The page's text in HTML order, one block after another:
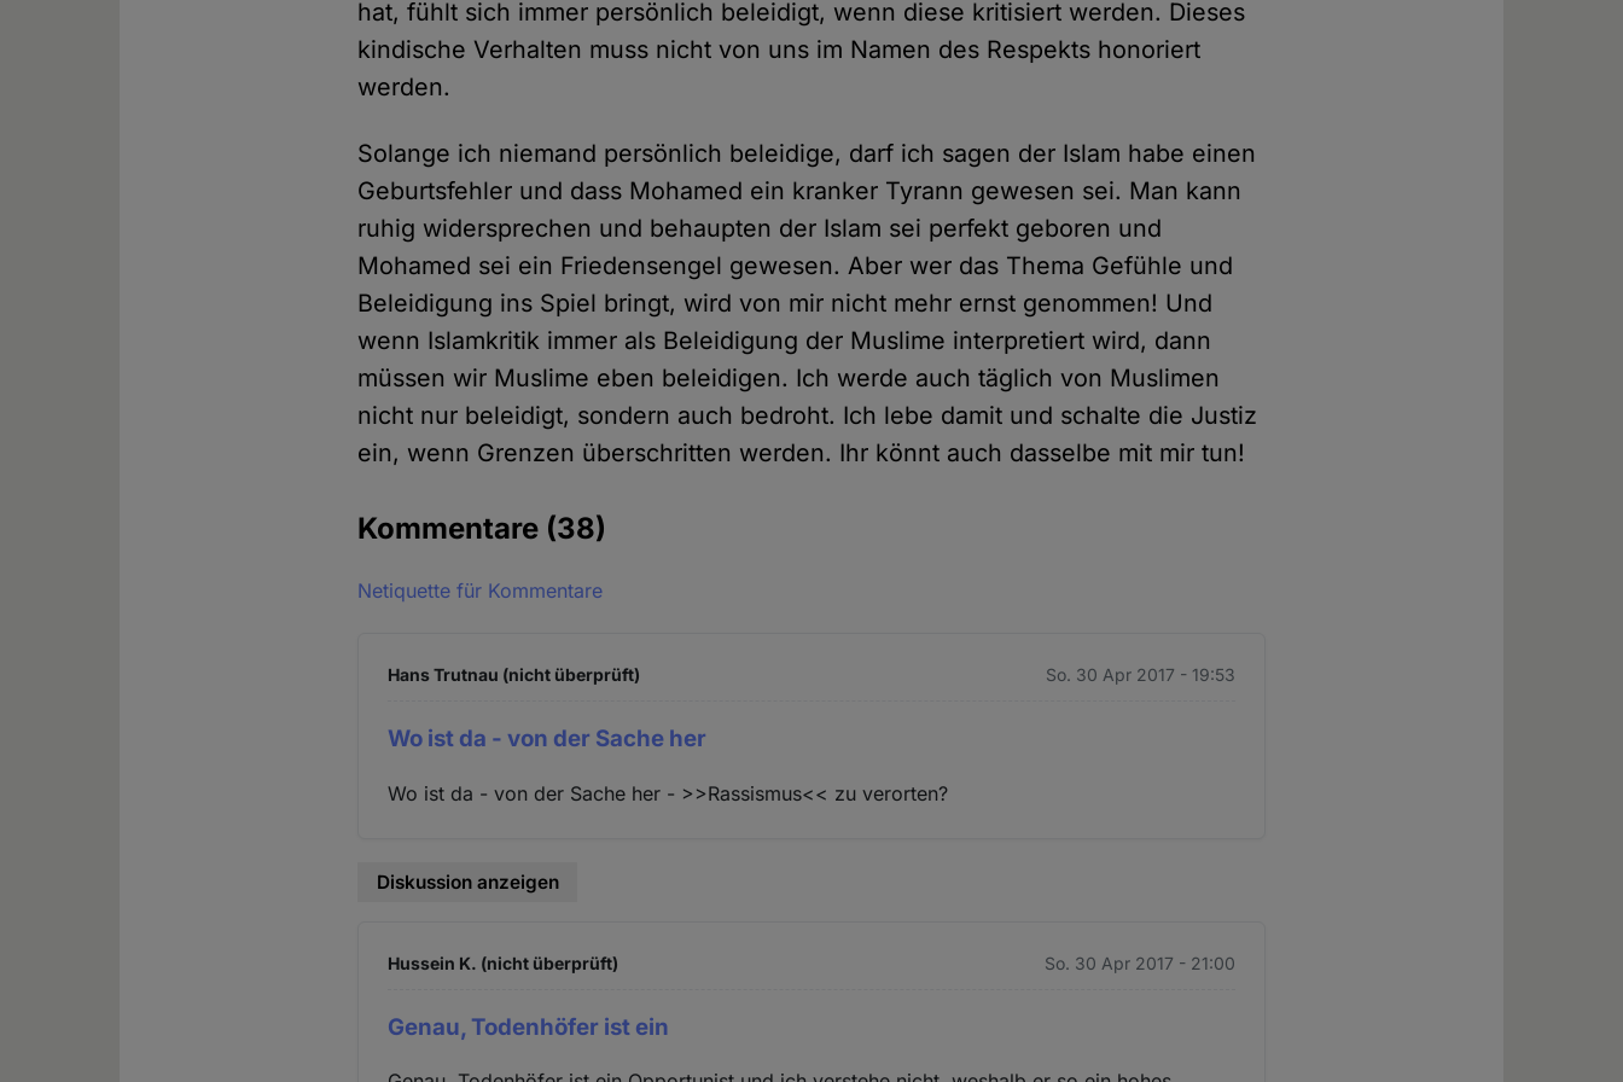
hat, fühlt sich immer persönlich beleidigt, wenn diese kritisiert werden. Dieses
kindische Verhalten muss nicht von uns im Namen des Respekts honoriert
werden.
Solange ich niemand persönlich beleidige, darf ich sagen der Islam habe einen
Geburtsfehler und dass Mohamed ein kranker Tyrann gewesen sei. Man kann
ruhig widersprechen und behaupten der Islam sei perfekt geboren und
Mohamed sei ein Friedensengel gewesen. Aber wer das Thema Gefühle und
Beleidigung ins Spiel bringt, wird von mir nicht mehr ernst genommen! Und
wenn Islamkritik immer als Beleidigung der Muslime interpretiert wird, dann
müssen wir Muslime eben beleidigen. Ich werde auch täglich von Muslimen
nicht nur beleidigt, sondern auch bedroht. Ich lebe damit und schalte die Justiz
ein, wenn Grenzen überschritten werden. Ihr könnt auch dasselbe mit mir tun!
Kommentare (38)
Netiquette für Kommentare
Hans Trutnau (nicht überprüft) So. 30 Apr 2017 - 19:53
Wo ist da - von der Sache her
Wo ist da - von der Sache her - >>Rassismus<< zu verorten?
Diskussion anzeigen
Hussein K. (nicht überprüft) So. 30 Apr 2017 - 21:00
Genau, Todenhöfer ist ein